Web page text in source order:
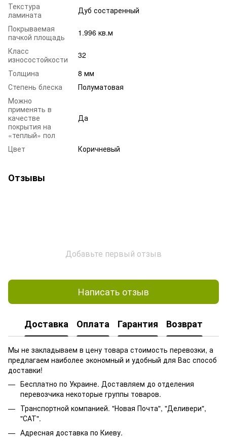
Текстура
ламината
Дуб состаренный
Покрываемая
пачкой площадь
1.996 кв.м
Класс
износостойкости
32
Толщина
8 мм
Степень блеска
Полуматовая
Можно
применять в
качестве
покрытия на
«теплый» пол
Да
Цвет Коричневый
Отзывы
Добавьте первый отзыв
Написать отзыв
Доставка Оплата Гарантия Возврат
Мы не закладываем в цену товара стоимость перевозки, а
предлагаем наиболее экономный и удобный для Вас способ
доставки!
Бесплатно по Украине. Доставляем до отделения
перевозчика некоторые группы товаров.
Транспортной компанией. "Новая Почта", "Деливери",
"САТ".
Адресная доставка по Киеву.